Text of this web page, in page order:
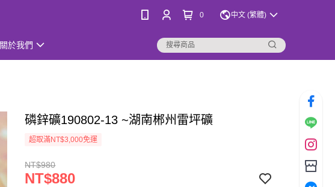
0 中文 (繁體)
關於我們
磷鋅礦190802-13 ~湖南郴州雷坪礦
超取滿NT$3,000免運
NT$980
NT$880